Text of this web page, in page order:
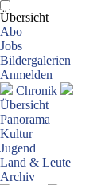
Übersicht
Abo
Jobs
Bildergalerien
Anmelden
Chronik
Übersicht
Panorama
Kultur
Jugend
Land & Leute
Archiv